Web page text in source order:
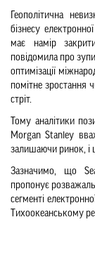
Геополітична
бізнесу
має намір
повідомила про
оптимізації
помітне зростання
стріт.
Тому аналітики
Morgan Stanley
залишаючи ринок, і
Зазначимо, що
пропонує
сегменті
Тихоокеанському